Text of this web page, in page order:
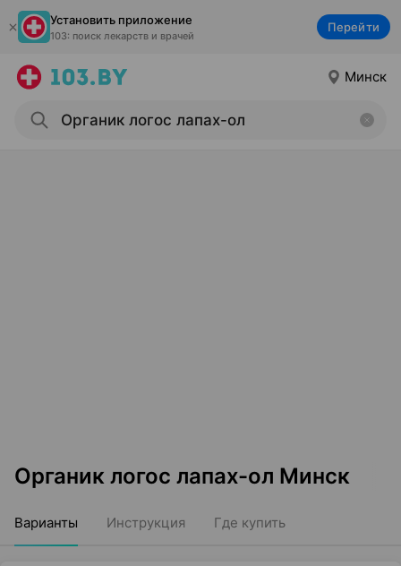
Установить приложение
103: поиск лекарств и врачей
Перейти
Минск
Органик логос лапах-ол Минск
Варианты Инструкция Где купить